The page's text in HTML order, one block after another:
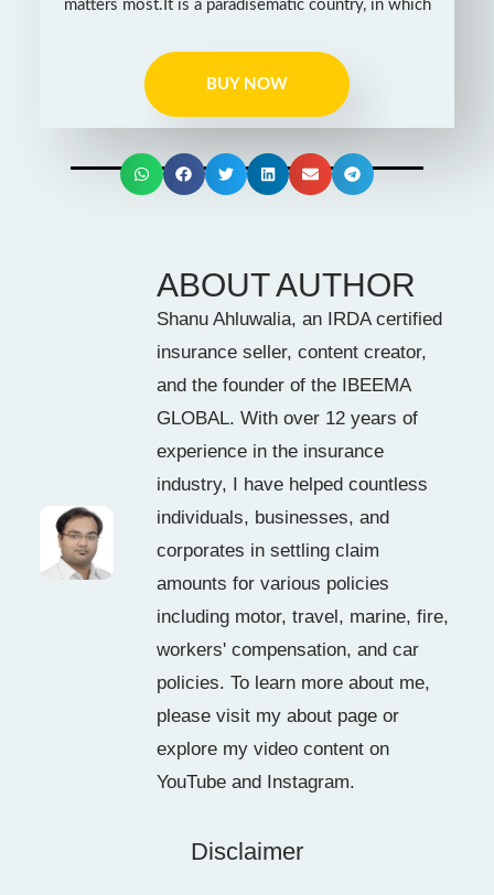
matters most.It is a paradisematic country, in which
BUY NOW
ABOUT AUTHOR
Shanu Ahluwalia, an IRDA certified
insurance seller, content creator,
and the founder of the IBEEMA
GLOBAL. With over 12 years of
experience in the insurance
industry, I have helped countless
individuals, businesses, and
corporates in settling claim
amounts for various policies
including motor, travel, marine, fire,
workers' compensation, and car
policies. To learn more about me,
please visit my about page or
explore my video content on
YouTube and Instagram.
Disclaimer